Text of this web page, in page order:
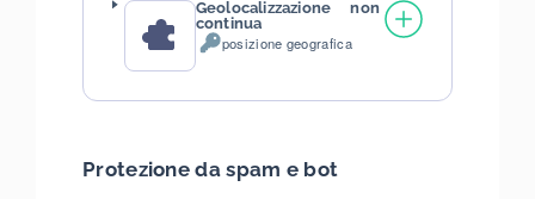
Geolocalizzazione non
continua
Dati
Personali
posizione geografica
Protezione da spam e bot